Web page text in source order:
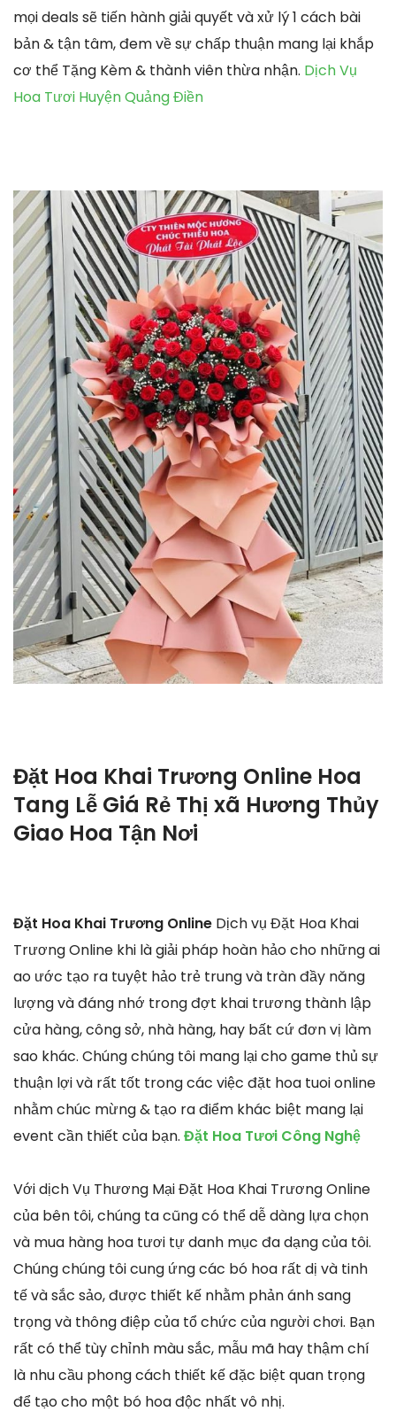
mọi deals sẽ tiến hành giải quyết và xử lý 1 cách bài
bản & tận tâm, đem về sự chấp thuận mang lại khắp
cơ thể Tặng Kèm & thành viên thừa nhận. Dịch Vụ
Hoa Tươi Huyện Quảng Điền
Đặt Hoa Khai Trương Online Hoa
Tang Lễ Giá Rẻ Thị xã Hương Thủy
Giao Hoa Tận Nơi
Đặt Hoa Khai Trương Online Dịch vụ Đặt Hoa Khai
Trương Online khi là giải pháp hoàn hảo cho những ai
ao ước tạo ra tuyệt hảo trẻ trung và tràn đầy năng
lượng và đáng nhớ trong đợt khai trương thành lập
cửa hàng, công sở, nhà hàng, hay bất cứ đơn vị làm
sao khác. Chúng chúng tôi mang lại cho game thủ sự
thuận lợi và rất tốt trong các việc đặt hoa tuoi online
nhằm chúc mừng & tạo ra điểm khác biệt mang lại
event cần thiết của bạn. Đặt Hoa Tươi Công Nghệ
Với dịch Vụ Thương Mại Đặt Hoa Khai Trương Online
của bên tôi, chúng ta cũng có thể dễ dàng lựa chọn
và mua hàng hoa tươi tự danh mục đa dạng của tôi.
Chúng chúng tôi cung ứng các bó hoa rất dị và tinh
tế và sắc sảo, được thiết kế nhằm phản ánh sang
trọng và thông điệp của tổ chức của người chơi. Bạn
rất có thể tùy chỉnh màu sắc, mẫu mã hay thậm chí
là nhu cầu phong cách thiết kế đặc biệt quan trọng
để tạo cho một bó hoa độc nhất vô nhị.